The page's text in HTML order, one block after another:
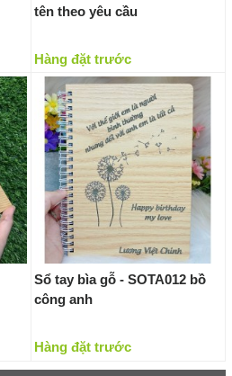
tên theo yêu cầu
Hàng đặt trước
Sổ tay bìa gỗ - SOTA012 bồ
công anh
Hàng đặt trước